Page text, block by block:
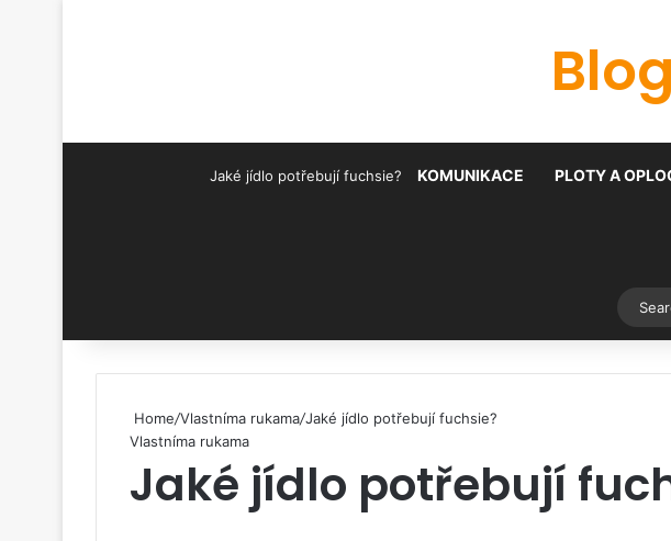
Jaké jídlo potřebují fuchsie? KOMUNIKACE PLOTY A
Switch
Home/Vlastníma rukama/Jaké jídlo potřebují fuchsie?
Vlastníma rukama
Jaké jídlo potřebují